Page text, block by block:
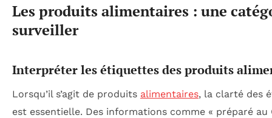
Les produits alimentaires : une
surveiller
Interpréter les étiquettes des produits
Lorsqu’il s’agit de produits alimentaires, la clarté des
est essentielle. Des informations comme « préparé au